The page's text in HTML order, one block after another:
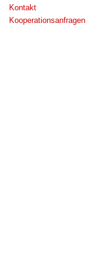
Kontakt
Kooperationsanfragen